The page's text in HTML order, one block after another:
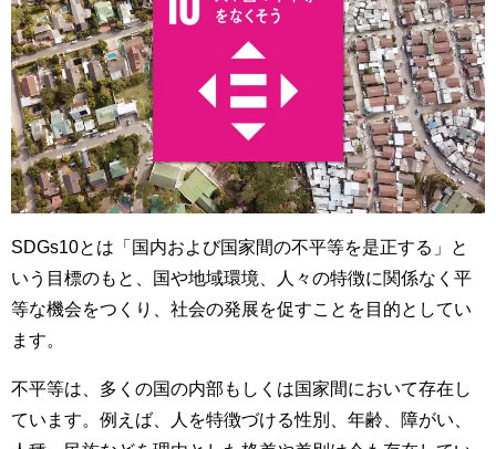
SDGs10とは「国内および国家間の不平等を是正する」と
いう目標のもと、国や地域環境、人々の特徴に関係なく平
等な機会をつくり、社会の発展を促すことを目的としてい
ます。
不平等は、多くの国の内部もしくは国家間において存在し
ています。例えば、人を特徴づける性別、年齢、障がい、